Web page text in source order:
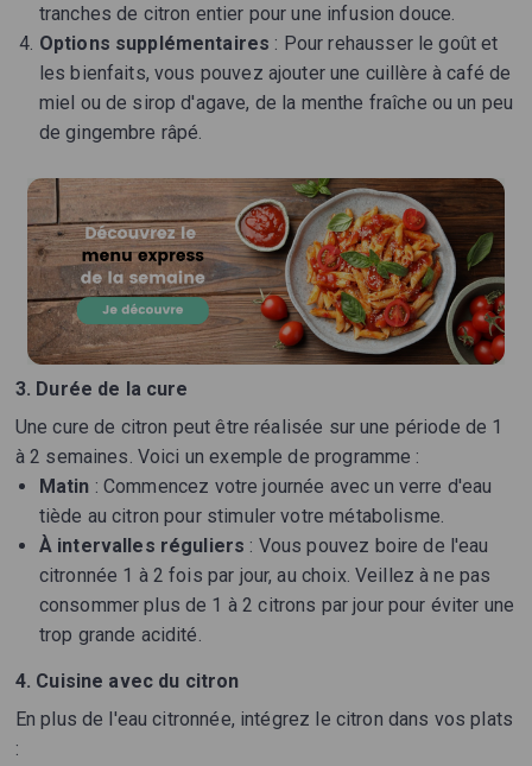
tranches de citron entier pour une infusion douce.
Options supplémentaires : Pour rehausser le goût et
les bienfaits, vous pouvez ajouter une cuillère à café de
miel ou de sirop d'agave, de la menthe fraîche ou un peu
de gingembre râpé.
3. Durée de la cure
Une cure de citron peut être réalisée sur une période de 1
à 2 semaines. Voici un exemple de programme :
Matin : Commencez votre journée avec un verre d'eau
tiède au citron pour stimuler votre métabolisme.
À intervalles réguliers : Vous pouvez boire de l'eau
citronnée 1 à 2 fois par jour, au choix. Veillez à ne pas
consommer plus de 1 à 2 citrons par jour pour éviter une
trop grande acidité.
4. Cuisine avec du citron
En plus de l'eau citronnée, intégrez le citron dans vos plats
: